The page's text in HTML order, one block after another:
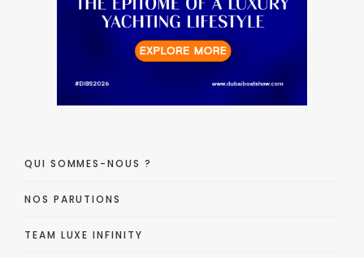
QUI SOMMES-NOUS ?
NOS PARUTIONS
TEAM LUXE INFINITY